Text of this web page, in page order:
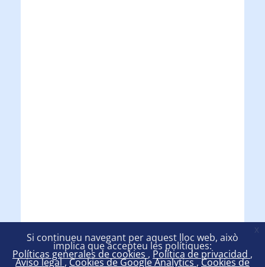
Si continueu navegant per aquest lloc web, això
implica que accepteu les polítiques:
Políticas generales de cookies Política de privacidad
Aviso legal Cookies de Google Analytics Cookies de
x